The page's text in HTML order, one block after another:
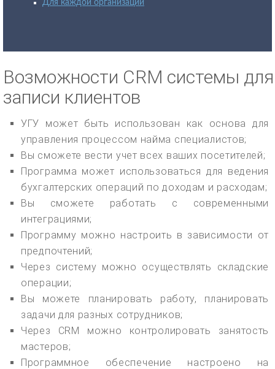
Для каждой организации
Возможности CRM системы для
записи клиентов
УГУ может быть использован как основа для
управления процессом найма специалистов;
Вы сможете вести учет всех ваших посетителей;
Программа может использоваться для ведения
бухгалтерских операций по доходам и расходам;
Вы сможете работать с современными
интеграциями;
Программу можно настроить в зависимости от
предпочтений;
Через систему можно осуществлять складские
операции;
Вы можете планировать работу, планировать
задачи для разных сотрудников;
Через CRM можно контролировать занятость
мастеров;
Программное обеспечение настроено на